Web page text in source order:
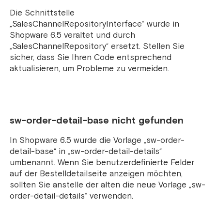
Die Schnittstelle
„SalesChannelRepositoryInterface“ wurde in
Shopware 6.5 veraltet und durch
„SalesChannelRepository“ ersetzt. Stellen Sie
sicher, dass Sie Ihren Code entsprechend
aktualisieren, um Probleme zu vermeiden.
sw-order-detail-base nicht gefunden
In Shopware 6.5 wurde die Vorlage „sw-order-
detail-base“ in „sw-order-detail-details“
umbenannt. Wenn Sie benutzerdefinierte Felder
auf der Bestelldetailseite anzeigen möchten,
sollten Sie anstelle der alten die neue Vorlage „sw-
order-detail-details“ verwenden.